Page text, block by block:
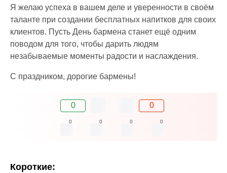
Я желаю успеха в вашем деле и уверенности в своём
таланте при создании бесплатных напитков для своих
клиентов. Пусть День бармена станет ещё одним
поводом для того, чтобы дарить людям
незабываемые моменты радости и наслаждения.
С праздником, дорогие бармены!
0 0
0 0 0 0
Короткие: